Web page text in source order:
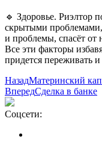
🔹 Здоровье. Риэлтор
скрытыми проблемами,
и проблемы, спасёт от
Все эти факторы
придется переживать
НазадМатеринский
ВпередСделка в банке
Соцсети: